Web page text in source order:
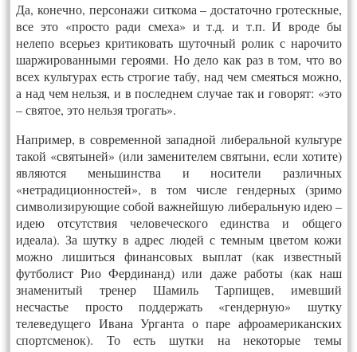
Да, конечно, персонажи ситкома – достаточно гротескные,
все это «просто ради смеха» и т.д. и т.п. И вроде бы
нелепо всерьез критиковать шуточный ролик с нарочито
шаржированными героями. Но дело как раз в том, что во
всех культурах есть строгие табу, над чем смеяться можно,
а над чем нельзя, и в последнем случае так и говорят: «это
– святое, это нельзя трогать».
Например, в современной западной либеральной культуре
такой «святыней» (или заменителем святыни, если хотите)
являются меньшинства и носители различных
«нетрадиционностей», в том числе гендерных (зримо
символизирующие собой важнейшую либеральную идею –
идею отсутствия человеческого единства и общего
идеала). За шутку в адрес людей с темным цветом кожи
можно лишиться финансовых выплат (как известный
футболист Рио Фердинанд) или даже работы (как наш
знаменитый тренер Шамиль Тарпищев, имевший
несчастье просто поддержать «гендерную» шутку
телеведущего Ивана Урганта о паре афроамериканских
спортсменок). То есть шутки на некоторые темы